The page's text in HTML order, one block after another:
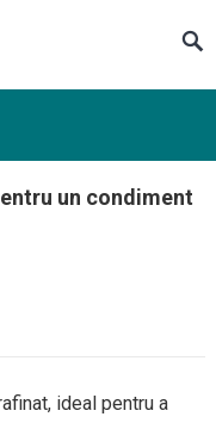
un condiment
ideal pentru a